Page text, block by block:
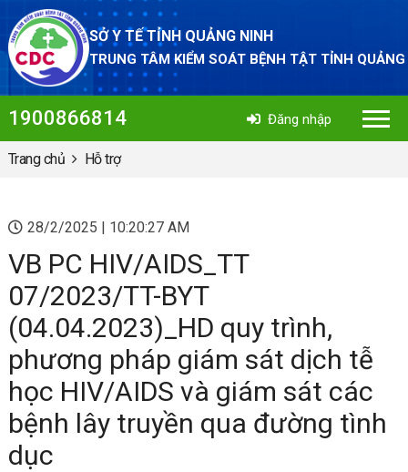
SỞ Y TẾ TỈNH QUẢNG NINH
TRUNG TÂM KIỂM SOÁT BỆNH TẬT TỈNH
Đăng nhập
1900866814
Trang chủ Hỗ trợ
28/2/2025 | 10:20:27 AM
VB PC HIV/AIDS_TT
07/2023/TT-BYT
(04.04.2023)_HD quy trình,
phương pháp giám sát dịch tễ
học HIV/AIDS và giám sát các
bệnh lây truyền qua đường tình
dục